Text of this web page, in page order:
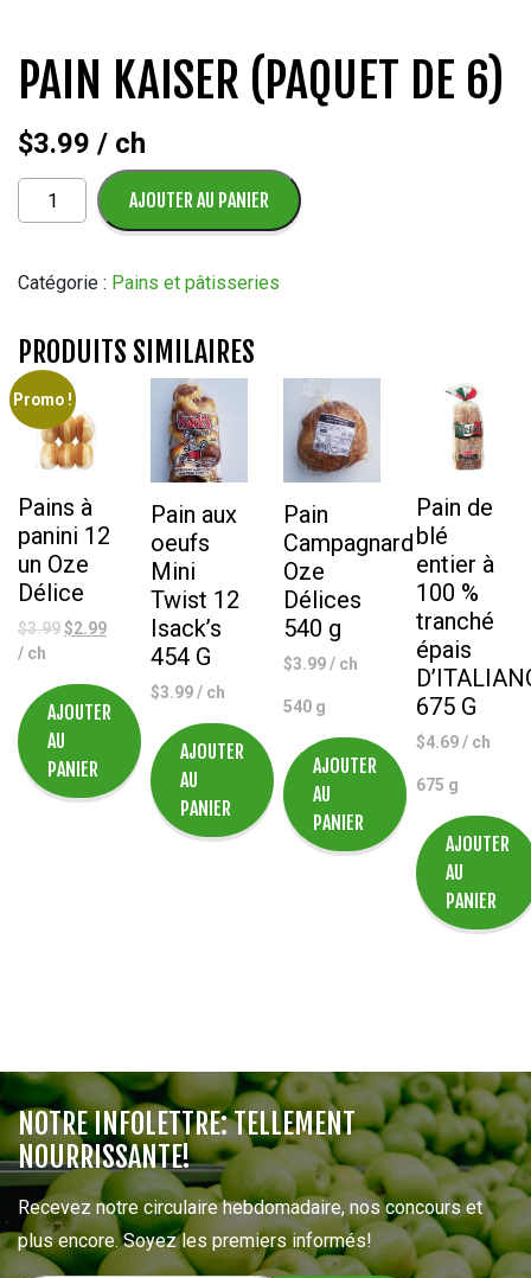
PAIN KAISER (PAQUET DE 6)
$3.99 / ch
quantité
de
Kaiser
6)
AJOUTER AU PANIER
Catégorie : Pains et pâtisseries
PRODUITS SIMILAIRES
Promo !
Pains à
panini 12
un Oze
Délice
$3.99Le
était :
$2.99Le
est :
$2.99.
/ ch
AJOUTER
AU
PANIER
Pain aux
oeufs
Mini
Twist 12
Isack’s
454 G
$3.99/ ch
AJOUTER
AU
PANIER
Pain
Campagnard
Oze
Délices
540 g
$3.99/ ch
540 g
AJOUTER
AU
PANIER
Pain de
blé
entier à
100 %
tranché
épais
675 G
$4.69/ ch
675 g
AJOUTER
AU
PANIER
NOTRE INFOLETTRE: TELLEMENT
NOURRISSANTE!
Recevez notre circulaire hebdomadaire, nos concours et
plus encore. Soyez les premiers informés!